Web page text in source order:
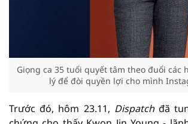
Giọng ca 35 tuổi quyết tâm theo đuổi các
lý để đòi quyền lợi cho mình
Trước đó, hôm 23.11, Dispatchđã